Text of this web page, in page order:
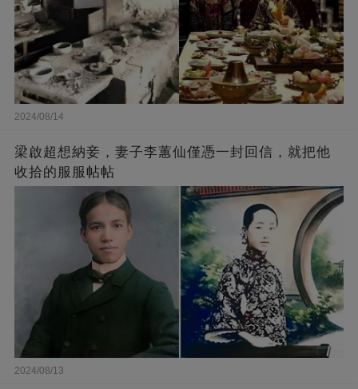
2024/08/14
梁啟超想納妾，妻子李蕙仙僅憑一封回信，就把他
收拾的服服帖帖
2024/08/13